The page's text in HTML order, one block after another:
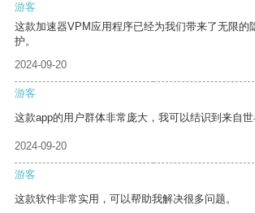
游客
这款加速器VPM应用程序已经为我们带来了无限的
护。
2024-09-20
游客
这款app的用户群体非常庞大，我可以结识到来自世
2024-09-20
游客
这款软件非常实用，可以帮助我解决很多问题。